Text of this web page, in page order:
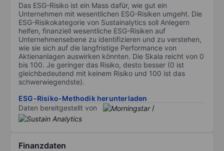
Das ESG-Risiko ist ein Mass dafür, wie gut ein
Unternehmen mit wesentlichen ESG-Risiken umgeht. Die
ESG-Risikokategorie von Sustainalytics soll Anlegern
helfen, finanziell wesentliche ESG-Risiken auf
Unternehmensebene zu identifizieren und zu verstehen,
wie sie sich auf die langfristige Performance von
Aktienanlagen auswirken könnten. Die Skala reicht von 0
bis 100. Je geringer das Risiko, desto besser (0 ist
gleichbedeutend mit keinem Risiko und 100 ist das
schwerwiegendste).
ESG-Risiko-Methodik herunterladen
Daten bereitgestellt von
/
Finanzdaten